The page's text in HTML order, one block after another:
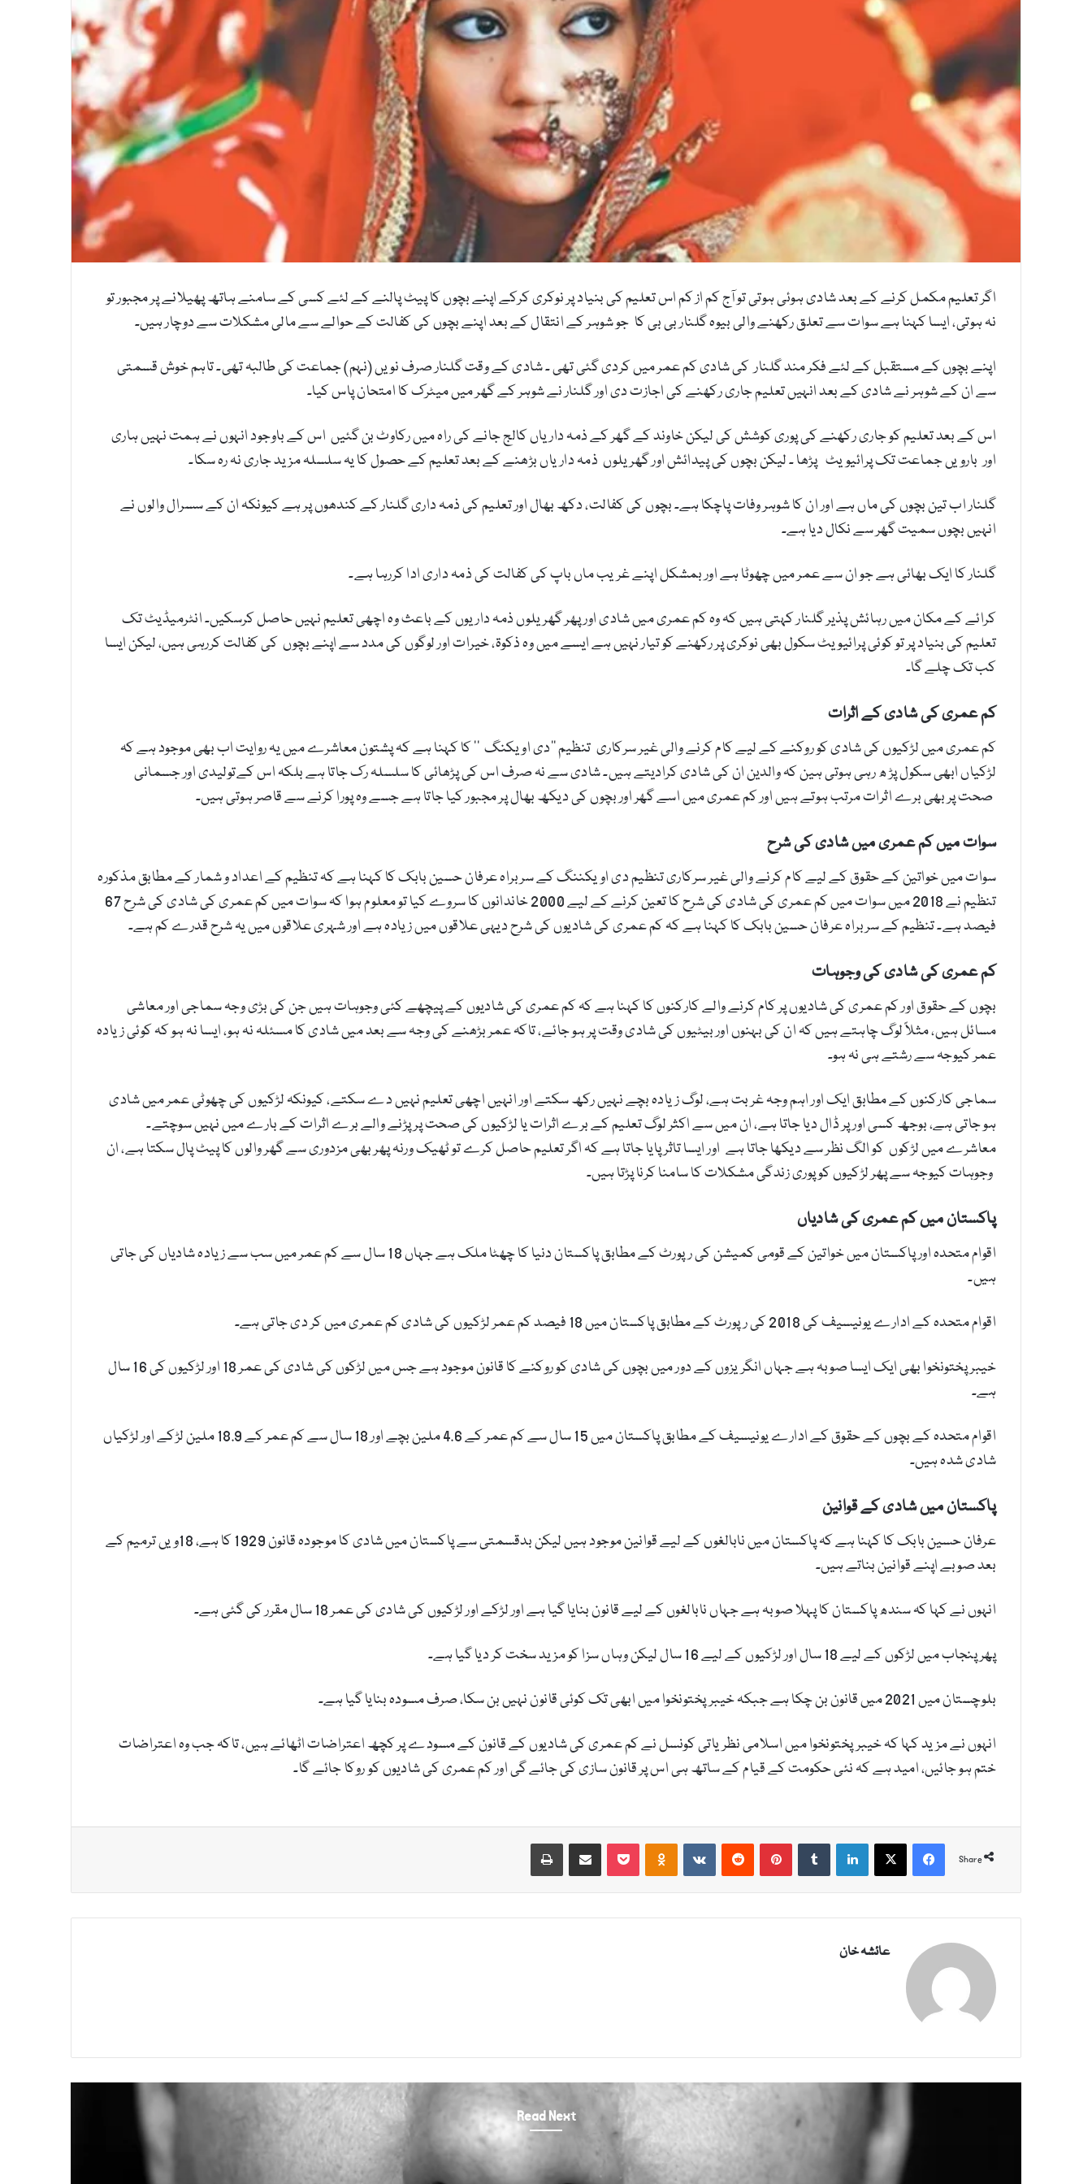
اگر تعلیم مکمل کرنے کے بعد شادی ہوئی ہوتی تو آج کم از کم اس تعلیم کی بنیاد پر نوکری کرکے اپنے بچوں کا پیٹ پالنے کے لئے کسی کے سامنے ہاتھ پھیلانے پر مجبور تو
نہ ہوتی، ایسا کہنا ہے سوات سے تعلق رکھنے والی بیوہ گلنار بی بی کا جو شوہر کے انتقال کے بعد اپنے بچوں کی کفالت کے حوالے سے مالی مشکلات سے دوچار ہیں۔
اپنے بچوں کے مستقبل کے لئے فکر مند گلنار کی شادی کم عمر میں کردی گئی تھی ۔ شادی کے وقت گلنار صرف نویں (نہم) جماعت کی طالبہ تھی۔ تاہم خوش قسمتی
سے ان کے شوہر نے شادی کے بعد انہیں تعلیم جاری رکھنے کی اجازت دی اور گلنار نے شوہر کے گھر میں میٹرک کا امتحان پاس کیا۔
اس کے بعد تعلیم کو جاری رکھنے کی پوری کوشش کی لیکن خاوند کے گھر کے ذمہ داریاں کالج جانے کی راہ میں رکاوٹ بن گئیں اس کے باوجود انہوں نے ہمت نہیں ہاری
اور بارویں جماعت تک پرائیویٹ پڑھا ۔ لیکن بچوں کی پیدائش اور گھریلوں ذمہ داریاں بڑھنے کے بعد تعلیم کے حصول کا یہ سلسلہ مزید جاری نہ رہ سکا۔
گلنار اب تین بچوں کی ماں ہے اور ان کا شوہر وفات پاچکا ہے۔ بچوں کی کفالت، دکھ بھال اور تعلیم کی ذمہ داری گلنار کے کندھوں پر ہے کیونکہ ان کے سسرال والوں نے
انہیں بچوں سمیت گھر سے نکال دیا ہے۔
گلنار کا ایک بھائی ہے جو ان سے عمر میں چھوٹا ہے اور بمشکل اپنے غریب ماں باپ کی کفالت کی ذمہ داری ادا کررہا ہے۔
کرائے کے مکان میں رہائش پذیر گلنار کہتی ہیں کہ وہ کم عمری میں شادی اور پھر گھریلوں ذمہ داریوں کے باعث وہ اچھی تعلیم نہیں حاصل کرسکیں۔ انٹرمیڈیٹ تک
تعلیم کی بنیاد پر تو کوئی پرائیویٹ سکول بھی نوکری پر رکھنے کو تیار نہیں ہے ایسے میں وہ ذکوۃ، خیرات اور لوگوں کی مدد سے اپنے بچوں کی کفالت کررہی ہیں، لیکن ایسا
کب تک چلے گا۔
کم عمری کی شادی کے اثرات
کم عمری میں لڑکیوں کی شادی کو روکنے کے لیے کام کرنے والی غیر سرکاری تنظیم ’’دی اویکنگ ‘‘ کا کہنا ہے کہ پشتون معاشرے میں یہ روایت اب بھی موجود ہے کہ
لڑکیاں ابھی سکول پڑ ھ رہی ہوتی ہین کہ والدین ان کی شادی کرادیتے ہیں۔ شادی سے نہ صرف اس کی پڑھائی کا سلسلہ رک جاتا ہے بلکہ اس کےتولیدی اور جسمانی
صحت پر بھی برے اثرات مرتب ہوتے ہیں اور کم عمری میں اسے گھر اور بچوں کی دیکھ بھال پر مجبور کیا جاتا ہے جسے وہ پورا کرنے سے قاصر ہوتی ہیں۔
سوات میں کم عمری میں شادی کی شرح
سوات میں خواتین کے حقوق کے لیے کام کرنے والی غیر سرکاری تنظیم دی اویکننگ ‏کے سربراہ عرفان حسین بابک کا کہنا ہے کہ تنظیم کے اعداد و شمار کے مطابق مذکورہ
تنظیم نے 2018 میں سوات میں کم عمری کی شادی کی شرح کا تعین کرنے کے لیے 2000 خاندانوں کا سروے کیا تو معلوم ہوا کہ سوات میں کم عمری کی شادی کی شرح 67
فیصد ہے۔ تنظیم کے سربراہ عرفان حسین بابک کا کہنا ہے کہ کم عمری کی شادیوں کی شرح دیہی علاقوں میں زیادہ ہے اور شہری علاقوں میں یہ شرح قدرے کم ہے۔
کم عمری کی شادی کی وجوہات
بچوں کے حقوق اور کم عمری کی شادیوں پر کام کرنے والے کارکنوں کا کہنا ہے کہ کم عمری کی شادیوں کے پیچھے کئی وجوہات ہیں جن کی بڑی وجہ سماجی اور معاشی
مسائل ہیں، مثلاً لوگ چاہتے ہیں کہ ان کی بہنوں اور بیٹیوں کی شادی وقت پر ہو جائے، تاکہ عمر بڑھنے کی وجہ سے بعد میں شادی کا مسئلہ نہ ہو، ایسا نہ ہو کہ کوئی زیادہ
عمر کیوجہ سے رشتے ہی نہ ہو۔
سماجی کارکنوں کے مطابق ایک اور اہم وجہ غربت ہے، لوگ زیادہ بچے نہیں رکھ سکتے اور انہیں اچھی تعلیم نہیں دے سکتے، کیونکہ لڑکیوں کی چھوٹی عمر میں شادی
ہو جاتی ہے، بوجھ کسی اور پر ڈال دیا جاتا ہے، ان میں سے اکثر لوگ تعلیم کے برے اثرات یا لڑکیوں کی صحت پر پڑنے والے برے اثرات کے بارے میں نہیں سوچتے۔
معاشرے میں لڑکوں کو الگ نظر سے دیکھا جاتا ہے اور ایسا تاثر پایا جاتا ہے کہ اگر تعلیم حاصل کرے تو ٹھیک ورنہ پھر بھی مزدوری سے گھر والوں کا پیٹ پال سکتا ہے، ان
وجوہات کیوجہ سے پھر لڑکیوں کو پوری زندگی مشکلات کا سامنا کرنا پڑتا ہیں۔
پاکستان میں کم عمری کی شادیاں
اقوام متحدہ اور پاکستان میں خواتین کے قومی کمیشن کی رپورٹ کے مطابق پاکستان دنیا کا چھٹا ملک ہے جہاں 18 سال سے کم عمر میں سب سے زیادہ شادیاں کی جاتی
ہیں۔
اقوام متحدہ کے ادارے یونیسیف کی 2018 کی رپورٹ کے مطابق پاکستان میں 18 فیصد کم عمر لڑکیوں کی شادی کم عمری میں کر دی جاتی ہے۔
خیبرپختونخوا بھی ایک ایسا صوبہ ہے جہاں انگریزوں کے دور میں بچوں کی شادی کو روکنے کا قانون موجود ہے جس میں لڑکوں کی شادی کی عمر 18 اور لڑکیوں کی 16 سال
ہے۔
اقوام متحدہ کے بچوں کے حقوق کے ادارے یونیسیف کے مطابق پاکستان میں 15 سال سے کم عمر کے 4.6 ملین بچے اور 18 سال سے کم عمر کے 18.9 ملین لڑکے اور لڑکیاں
شادی شدہ ہیں۔
پاکستان میں شادی کے قوانین
عرفان حسین بابک کا کہنا ہے کہ پاکستان میں نابالغوں کے لیے قوانین موجود ہیں لیکن بدقسمتی سے پاکستان میں شادی کا موجودہ قانون 1929 کا ہے، 18ویں ترمیم کے
بعد صوبے اپنے قوانین بناتے ہیں۔
انہوں نے کہا کہ سندھ پاکستان کا پہلا صوبہ ہے جہاں نابالغوں کے لیے قانون بنایا گیا ہے اور لڑکے اور لڑکیوں کی شادی کی عمر 18 سال مقرر کی گئی ہے۔
پھر پنجاب میں لڑکوں کے لیے 18 سال اور لڑکیوں کے لیے 16 سال لیکن وہاں سزا کو مزید سخت کر دیا گیا ہے۔
بلوچستان میں 2021 میں قانون بن چکا ہے جبکہ خیبرپختونخوا میں ابھی تک کوئی قانون نہیں بن سکا، صرف مسودہ بنایا گیا ہے۔
انہوں نے مزید کہا کہ خیبرپختونخوا میں اسلامی نظریاتی کونسل نے کم عمری کی شادیوں کے قانون کے مسودے پر کچھ اعتراضات اٹھائے ہیں، تاکہ جب وہ اعتراضات
ختم ہو جائیں، امید ہے کہ نئی حکومت کے قیام کے ساتھ ہی اس پر قانون سازی کی جائے گی اور کم عمری کی شادیوں کو روکا جائے گا۔
Share
عائشہ خان
Read Next